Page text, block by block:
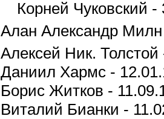
Корней Чуковский -
Алан Александр
Алексей Ник. Толстой
Даниил Хармс -
Борис Житков -
Виталий Бианки -